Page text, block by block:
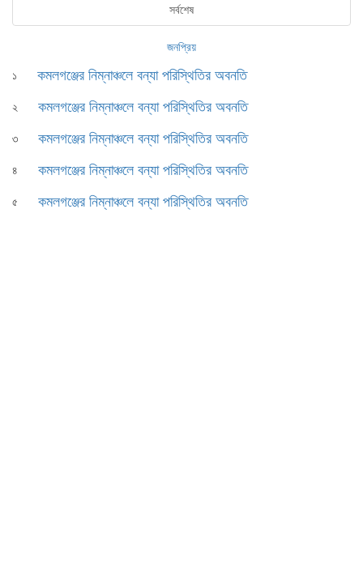
সর্বশেষ
জনপ্রিয়
১
কমলগঞ্জের নিম্নাঞ্চলে বন্যা পরিস্থিতির অবনতি
২ কমলগঞ্জের নিম্নাঞ্চলে বন্যা পরিস্থিতির অবনতি
৩ কমলগঞ্জের নিম্নাঞ্চলে বন্যা পরিস্থিতির অবনতি
৪ কমলগঞ্জের নিম্নাঞ্চলে বন্যা পরিস্থিতির অবনতি
৫ কমলগঞ্জের নিম্নাঞ্চলে বন্যা পরিস্থিতির অবনতি